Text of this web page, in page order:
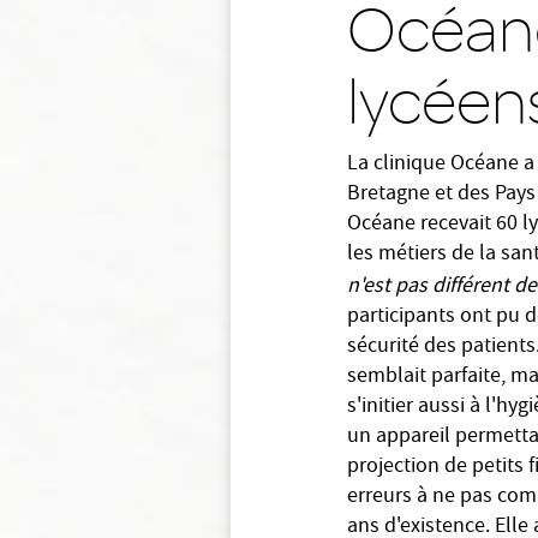
La clinique Océane
Bretagne et des
Océane recevait 60
les métiers de la
n'est pas différent
participants ont pu
sécurité des
semblait parfaite,
s'initier aussi à
un appareil
projection de petits
erreurs à ne pas
ans d'existence. Elle